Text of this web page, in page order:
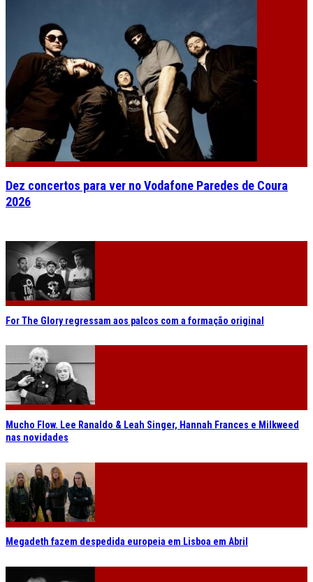
Dez concertos para ver no Vodafone Paredes de Coura
2026
For The Glory regressam aos palcos com a formação original
Mucho Flow. Lee Ranaldo & Leah Singer, Hannah Frances e Milkweed
nas novidades
Megadeth fazem despedida europeia em Lisboa em Abril